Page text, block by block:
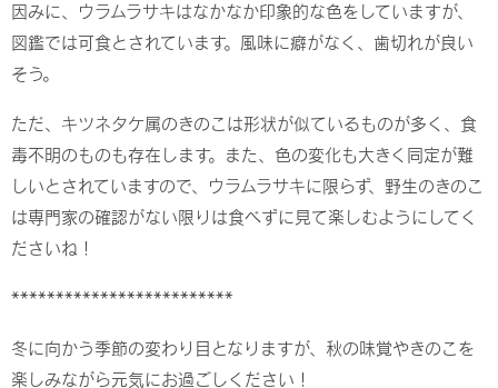
因みに、ウラムラサキはなかなか印象的な色をしていますが、
図鑑では可食とされています。風味に癖がなく、歯切れが良い
そう。
ただ、キツネタケ属のきのこは形状が似ているものが多く、食
毒不明のものも存在します。また、色の変化も大きく同定が難
しいとされていますので、ウラムラサキに限らず、野生のきのこ
は専門家の確認がない限りは食べずに見て楽しむようにしてく
ださいね！
*************************
冬に向かう季節の変わり目となりますが、秋の味覚やきのこを
楽しみながら元気にお過ごしください！